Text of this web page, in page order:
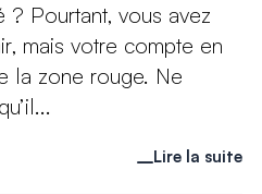
? Pourtant, vous avez
mais votre compte en
la zone rouge. Ne
Lire la suite